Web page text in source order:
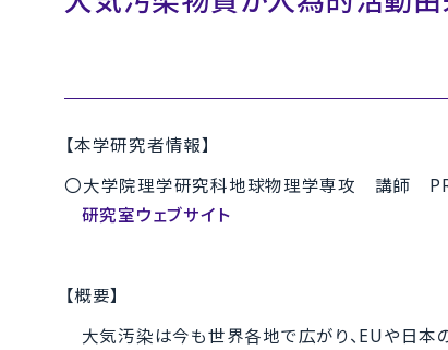
【本学研究者情報】
〇大学院理学研究科地球物理学専攻 講師
研究室ウェブサイト
【概要】
大気汚染は今も世界各地で広がり、EUや日本